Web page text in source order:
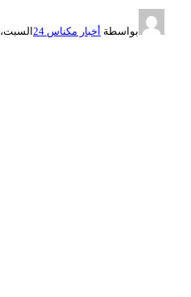
بواسطة أخبار مكناس 24 السبت، 25 يونيو 2022